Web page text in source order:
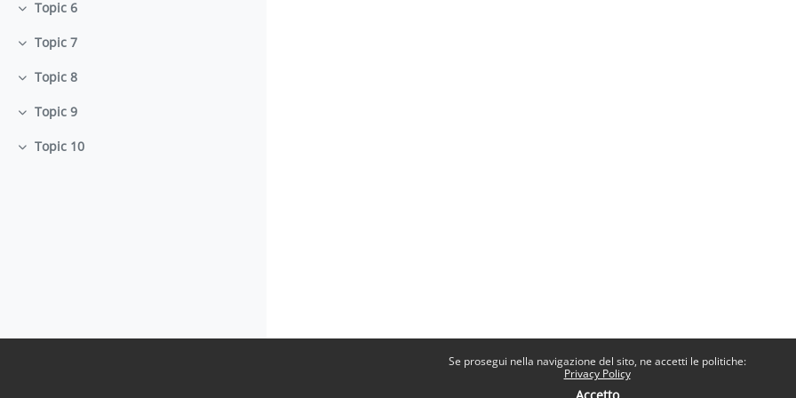
Se prosegui nella navigazione del sito, ne accetti le politiche:
Privacy Policy
Minimizza
Topic 6
Minimizza
Topic 7
Minimizza
Topic 8
Minimizza
Topic 9
Minimizza
Topic 10